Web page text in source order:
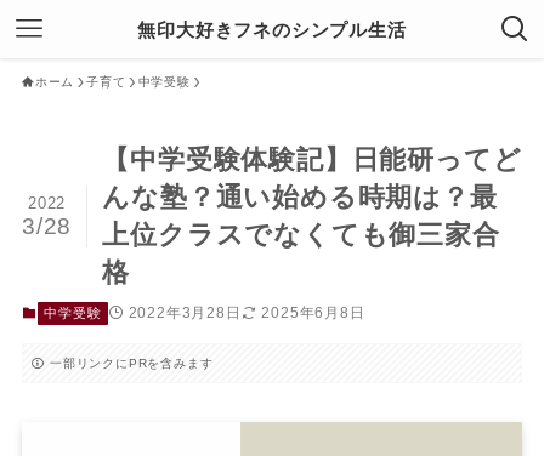
無印大好きフネのシンプル生活
ホーム 子育て 中学受験
【中学受験体験記】日能研ってど
んな塾？通い始める時期は？最
上位クラスでなくても御三家合
格
2022
3/28
中学受験 2022年3月28日 2025年6月8日
一部リンクにPRを含みます